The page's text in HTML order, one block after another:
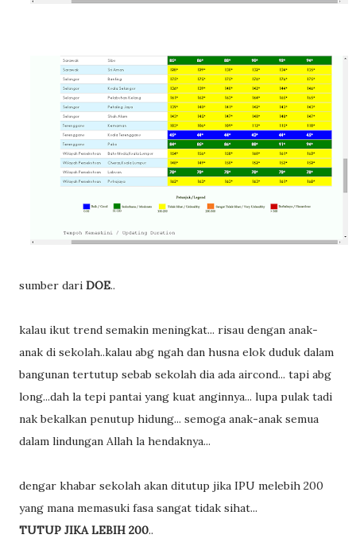
sumber dari DOE..
kalau ikut trend semakin meningkat... risau dengan anak-
anak di sekolah..kalau abg ngah dan husna elok duduk dalam
bangunan tertutup sebab sekolah dia ada aircond... tapi abg
long...dah la tepi pantai yang kuat anginnya... lupa pulak tadi
nak bekalkan penutup hidung... semoga anak-anak semua
dalam lindungan Allah la hendaknya...
dengar khabar sekolah akan ditutup jika IPU melebih 200
yang mana memasuki fasa sangat tidak sihat...
TUTUP JIKA LEBIH 200..